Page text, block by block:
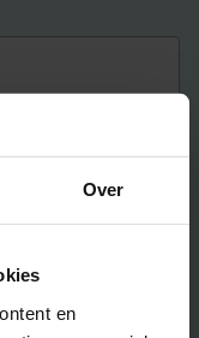
Over
en